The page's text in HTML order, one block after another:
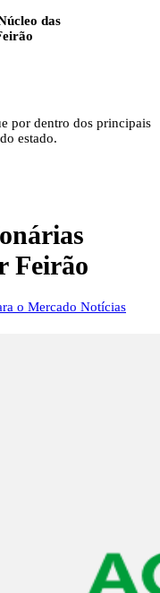
das
por dentro dos principais
estado.
Feirão
o Mercado Notícias